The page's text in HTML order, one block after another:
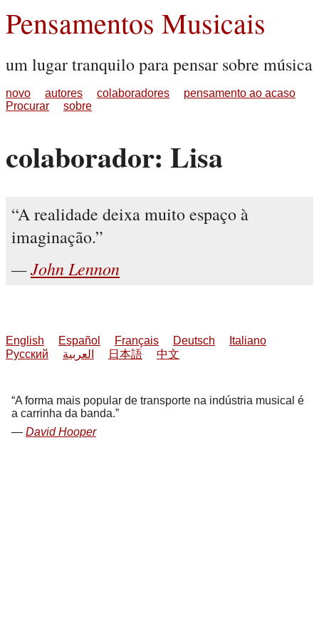
Pensamentos Musicais
um lugar tranquilo para pensar sobre música
novo autores colaboradores
pensamento ao acaso
Procurar
sobre
colaborador: Lisa
A realidade deixa muito espaço à
imaginação.
John Lennon
English Español Français Deutsch
Italiano
Русский
العربية 日本語 中文
A forma mais popular de transporte na indústria musical é
a carrinha da banda.
David Hooper